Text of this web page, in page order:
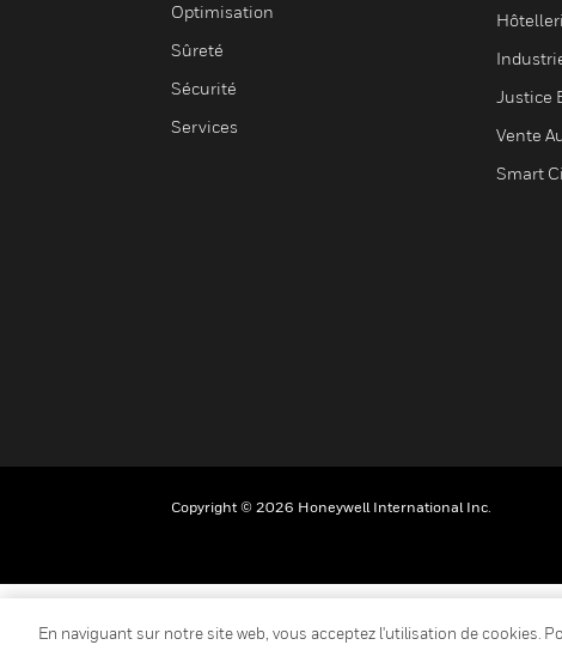
Optimisation
Sûreté
Sécurité
Services
Justice
Vente
Smart
Copyright © 2026 Honeywell International Inc.
En naviguant sur notre site web, vous acceptez l'utilisation de cookies.